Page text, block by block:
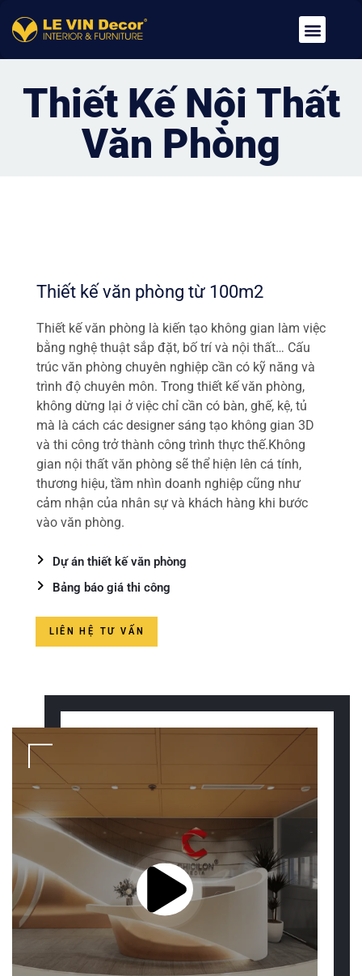
Thiết Kế Nội Thất
Văn Phòng
Thiết kế văn phòng từ 100m2
Thiết kế văn phòng là kiến tạo không gian làm việc
bằng nghệ thuật sắp đặt, bố trí và nội thất… Cấu
trúc văn phòng chuyên nghiệp cần có kỹ năng và
trình độ chuyên môn. Trong thiết kế văn phòng,
không dừng lại ở việc chỉ cần có bàn, ghế, kệ, tủ
mà là cách các designer sáng tạo không gian 3D
và thi công trở thành công trình thực thế.Không
gian nội thất văn phòng sẽ thể hiện lên cá tính,
thương hiệu, tầm nhìn doanh nghiệp cũng như
cảm nhận của nhân sự và khách hàng khi bước
vào văn phòng.
Dự án thiết kế văn phòng
Bảng báo giá thi công
LIÊN HỆ TƯ VẤN